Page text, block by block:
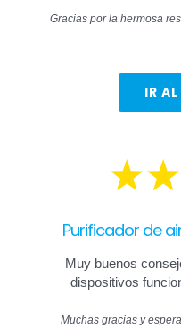
Gracias por la hermosa
IR
Purificador de
Muy buenos
dispositivos
Muchas gracias y